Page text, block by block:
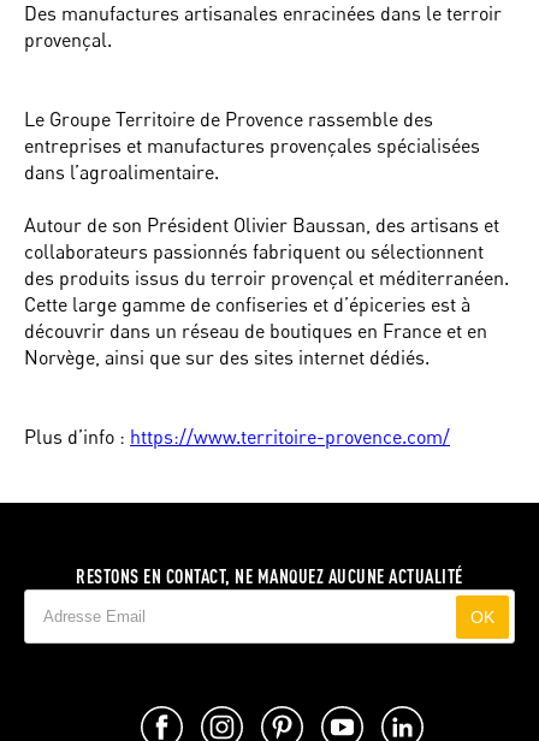
Des manufactures artisanales enracinées dans le terroir
provençal.
Le Groupe Territoire de Provence rassemble des
entreprises et manufactures provençales spécialisées
dans l’agroalimentaire.
Autour de son Président Olivier Baussan, des artisans et
collaborateurs passionnés fabriquent ou sélectionnent
des produits issus du terroir provençal et méditerranéen.
Cette large gamme de confiseries et d’épiceries est à
découvrir dans un réseau de boutiques en France et en
Norvège, ainsi que sur des sites internet dédiés.
Plus d’info : https://www.territoire-provence.com/
RESTONS EN CONTACT, NE MANQUEZ AUCUNE ACTUALITÉ
OK